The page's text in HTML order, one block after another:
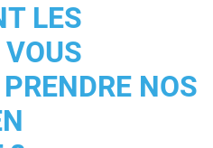
LES
NOS